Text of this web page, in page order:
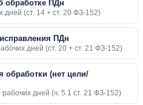
обработке ПДн
дней (ст. 14 + ст. 20 ФЗ-152)
ПДн
дней (ст. 20 + ст. 21 ФЗ-152)
обработки (нет цели/
дней (ч. 5.1 ст. 21 ФЗ-152)